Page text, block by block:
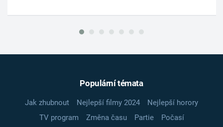
Populární témata
Jak zhubnout Nejlepší filmy 2024
Nejlepší horory
TV program
Změna času Partie
Počasí